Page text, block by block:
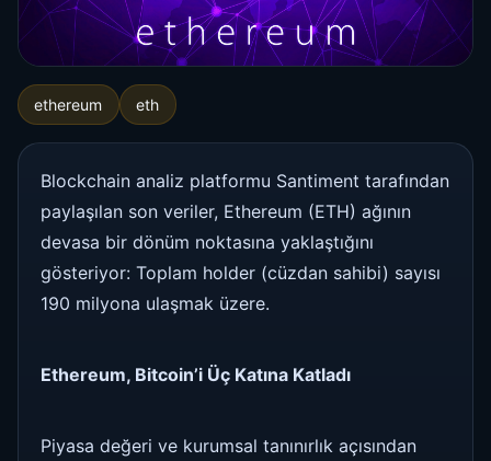
ethereum eth
Blockchain analiz platformu Santiment tarafından
paylaşılan son veriler, Ethereum (ETH) ağının
devasa bir dönüm noktasına yaklaştığını
gösteriyor: Toplam holder (cüzdan sahibi) sayısı
190 milyona ulaşmak üzere.
Ethereum, Bitcoin’i Üç Katına Katladı
Piyasa değeri ve kurumsal tanınırlık açısından